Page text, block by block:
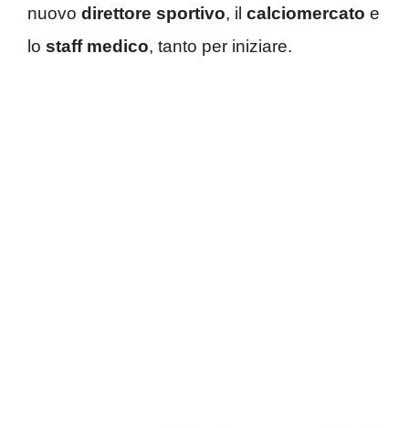
nuovo direttore sportivo, il calciomercato e
lo staff medico, tanto per iniziare.